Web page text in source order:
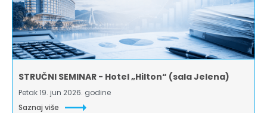
STRUČNI SEMINAR - Hotel „Hilton“ (sala Jelena)
Petak 19. jun 2026. godine
Saznaj više